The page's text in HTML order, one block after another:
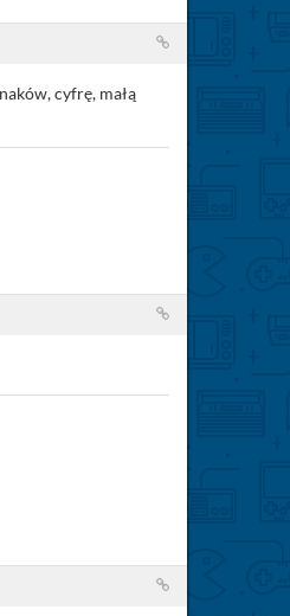
cyfrę, małą